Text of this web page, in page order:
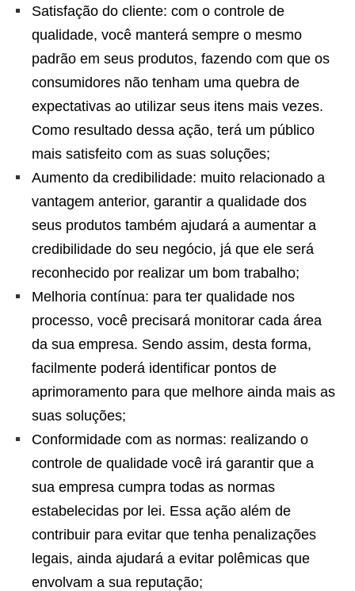
Satisfação do cliente: com o controle de
qualidade, você manterá sempre o mesmo
padrão em seus produtos, fazendo com que os
consumidores não tenham uma quebra de
expectativas ao utilizar seus itens mais vezes.
Como resultado dessa ação, terá um público
mais satisfeito com as suas soluções;
Aumento da credibilidade: muito relacionado a
vantagem anterior, garantir a qualidade dos
seus produtos também ajudará a aumentar a
credibilidade do seu negócio, já que ele será
reconhecido por realizar um bom trabalho;
Melhoria contínua: para ter qualidade nos
processo, você precisará monitorar cada área
da sua empresa. Sendo assim, desta forma,
facilmente poderá identificar pontos de
aprimoramento para que melhore ainda mais as
suas soluções;
Conformidade com as normas: realizando o
controle de qualidade você irá garantir que a
sua empresa cumpra todas as normas
estabelecidas por lei. Essa ação além de
contribuir para evitar que tenha penalizações
legais, ainda ajudará a evitar polêmicas que
envolvam a sua reputação;